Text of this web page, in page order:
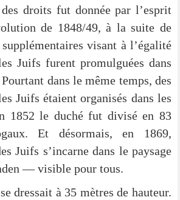
droits fut don­née par l’esprit
de 1848/49, à la suite de
visa­nt à l’égalité
Juifs furent pro­mul­guées dans
dans le même temps, des
Juifs étai­ent orga­ni­sés dans les
1852 le duché fut divi­sé en 83
Et désor­mais, en 1869,
Juifs s’incarne dans le pay­sa­ge
— visi­ble pour tous.
dres­sait à 35 mètres de hauteur.